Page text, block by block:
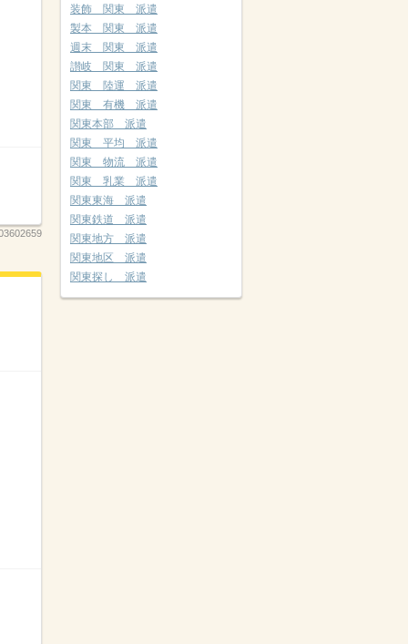
装飾 関東 派遣
製本 関東 派遣
週末 関東 派遣
讃岐 関東 派遣
関東 陸運 派遣
関東 有機 派遣
関東本部 派遣
関東 平均 派遣
関東 物流 派遣
関東 乳業 派遣
関東東海 派遣
関東鉄道 派遣
関東地方 派遣
関東地区 派遣
関東探し 派遣